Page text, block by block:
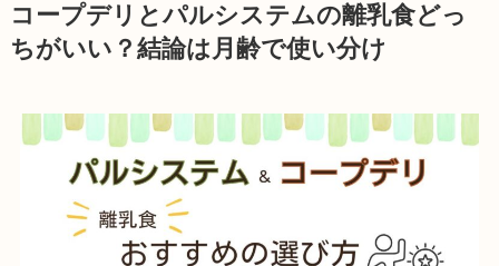
コープデリとパルシステムの離乳食どっ
ちがいい？結論は月齢で使い分け